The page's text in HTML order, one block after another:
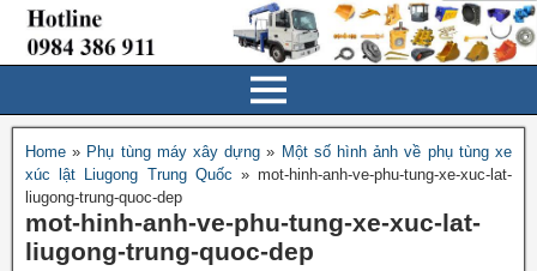
Home » Phụ tùng máy xây dựng » Một số hình ảnh về phụ tùng xe
xúc lật Liugong Trung Quốc »mot-hinh-anh-ve-phu-tung-xe-xuc-lat-
liugong-trung-quoc-dep
mot-hinh-anh-ve-phu-tung-xe-xuc-lat-
liugong-trung-quoc-dep